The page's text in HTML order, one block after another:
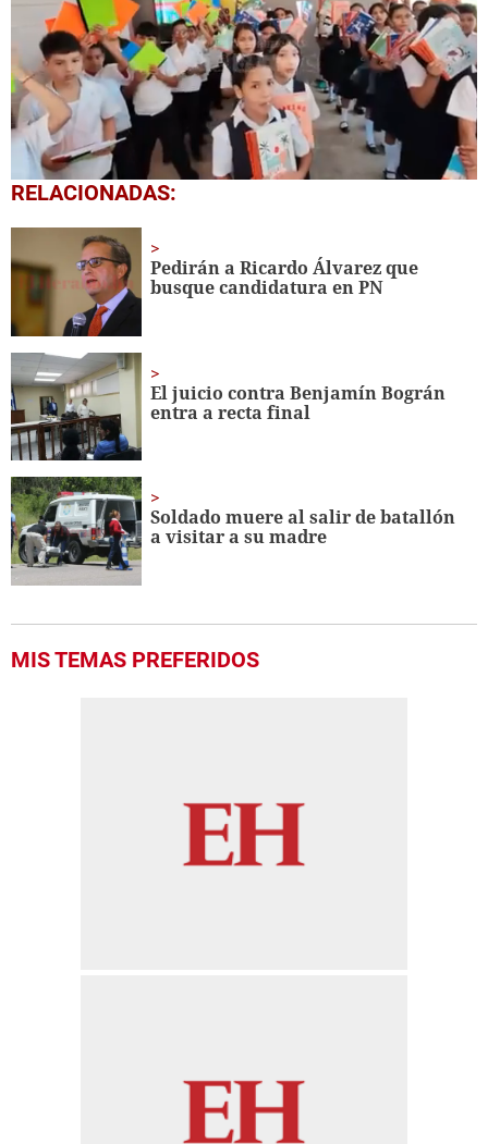
0
seconds
minute,
56
seconds
RELACIONADAS:
Pedirán a Ricardo Álvarez que
busque candidatura en PN
El juicio contra Benjamín Bográn
entra a recta final
Soldado muere al salir de batallón
a visitar a su madre
MIS TEMAS PREFERIDOS